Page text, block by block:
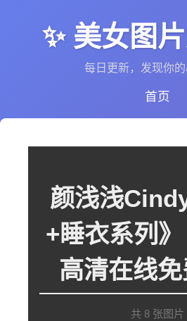
✨ 美女图
每日更新，发现你的
首页
颜浅浅
+睡衣系列
高清在线
共 8 张图片